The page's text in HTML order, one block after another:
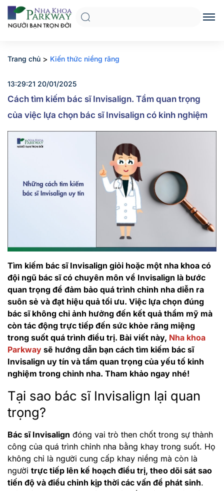
Trang chủ > Kiến thức niềng răng
13:29:21 20/01/2025
Cách tìm kiếm bác sĩ Invisalign. Tầm quan trọng
của việc lựa chọn bác sĩ Invisalign có kinh nghiệm
Tìm kiếm bác sĩ Invisalign giỏi hoặc một nha khoa có
đội ngũ bác sĩ có chuyên môn về Invisalign là bước
quan trọng để đảm bảo quá trình chỉnh nha diễn ra
suôn sẻ và đạt hiệu quả tối ưu. Việc lựa chọn đúng
bác sĩ không chỉ ảnh hưởng đến kết quả thẩm mỹ mà
còn tác động trực tiếp đến sức khỏe răng miệng
trong suốt quá trình điều trị. Bài viết này, Nha khoa
Parkway sẽ hướng dẫn bạn cách tìm kiếm bác sĩ
Invisalign uy tín và tầm quan trọng của yếu tố kinh
nghiệm trong chỉnh nha. Tham khảo ngay nhé!
Tại sao bác sĩ Invisalign lại quan
trọng?
Bác sĩ Invisalign đóng vai trò then chốt trong sự thành
công của quá trình chỉnh nha bằng khay trong suốt. Họ
không chỉ là người cung cấp khay niềng mà còn là
người trực tiếp lên kế hoạch điều trị, theo dõi sát sao
tiến độ và điều chỉnh kịp thời các vấn đề phát sinh.